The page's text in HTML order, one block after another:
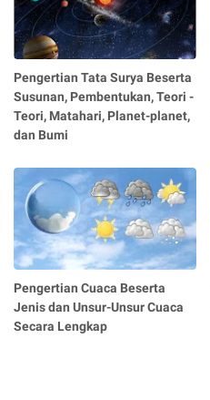
Pengertian Tata Surya Beserta
Susunan, Pembentukan, Teori -
Teori, Matahari, Planet-planet,
dan Bumi
Pengertian Cuaca Beserta
Jenis dan Unsur-Unsur Cuaca
Secara Lengkap